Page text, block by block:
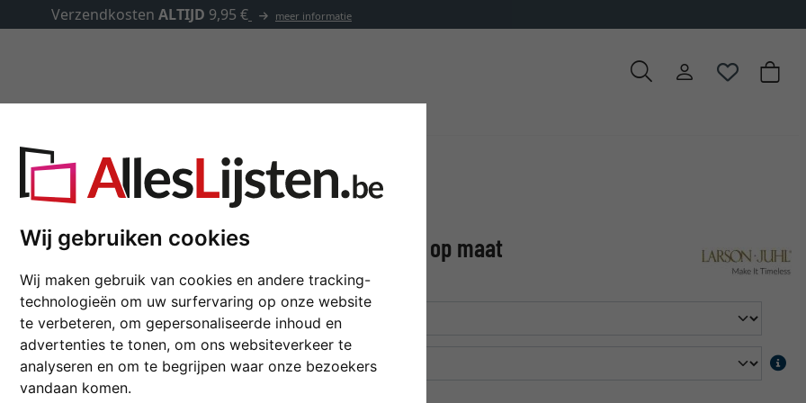
Wij gebruiken cookies
Wij maken gebruik van cookies en andere tracking-
technologieën om uw surfervaring op onze website
te verbeteren, om gepersonaliseerde inhoud en
advertenties te tonen, om ons websiteverkeer te
analyseren en om te begrijpen waar onze bezoekers
vandaan komen.
Houten kader TRIBECA 4 op maat
kleur
glastype